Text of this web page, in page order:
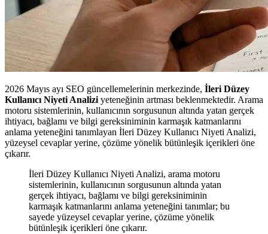
2026 Mayıs ayı SEO güncellemelerinin merkezinde, İleri Düzey
Kullanıcı Niyeti Analiziyeteneğinin artması beklenmektedir. Arama
motoru sistemlerinin, kullanıcının sorgusunun altında yatan gerçek
ihtiyacı, bağlamı ve bilgi gereksiniminin karmaşık katmanlarını
anlama yeteneğini tanımlayan İleri Düzey Kullanıcı Niyeti Analizi,
yüzeysel cevaplar yerine, çözüme yönelik bütünleşik içerikleri öne
çıkarır.
İleri Düzey Kullanıcı Niyeti Analizi, arama motoru
sistemlerinin, kullanıcının sorgusunun altında yatan
gerçek ihtiyacı, bağlamı ve bilgi gereksiniminin
karmaşık katmanlarını anlama yeteneğini tanımlar; bu
sayede yüzeysel cevaplar yerine, çözüme yönelik
bütünleşik içerikleri öne çıkarır.